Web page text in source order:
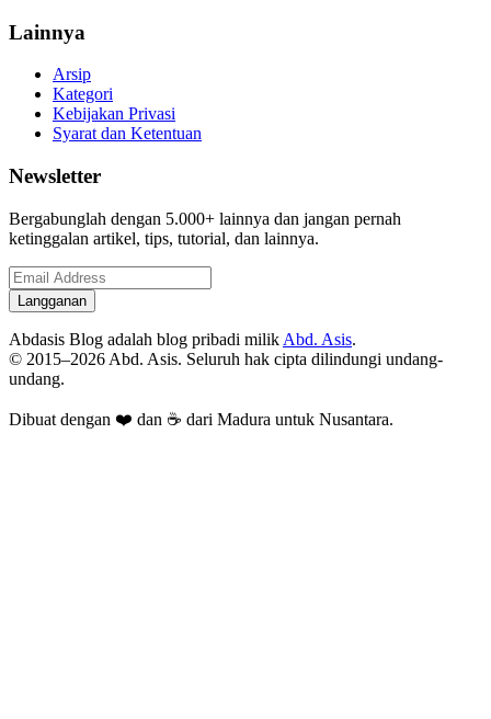
Lainnya
Arsip
Kategori
Kebijakan Privasi
Syarat dan Ketentuan
Newsletter
Bergabunglah dengan 5.000+ lainnya dan jangan pernah
ketinggalan artikel, tips, tutorial, dan lainnya.
Langganan
Abdasis Blog adalah blog pribadi milik Abd. Asis.
© 2015–2026 Abd. Asis. Seluruh hak cipta dilindungi undang-
undang.
Dibuat dengan ❤️ dan ☕ dari Madura untuk Nusantara.